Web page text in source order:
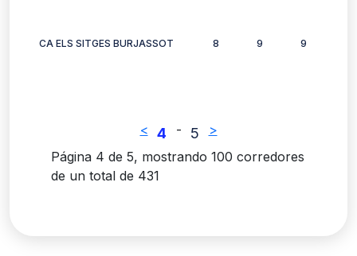
CA ELS SITGES BURJASSOT 8 9 9
< 4 - 5
>
Página 4 de 5, mostrando 100 corredores
de un total de 431